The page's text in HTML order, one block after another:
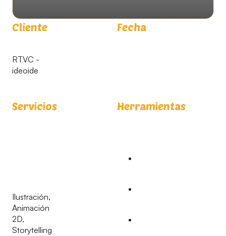
Cliente
RTVC -
ideoide
Fecha
Servicios
Ilustración,
Animación
2D,
Storytelling
Herramientas